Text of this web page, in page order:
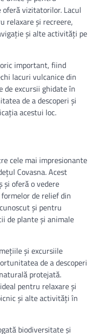
vizitatorilor. Lacul
relaxare și recreere,
și alte activități pe
important, fiind
lacuri vulcanice din
de excursii ghidate în
de a descoperi și
acestui loc.
cele mai impresionante
Covasna. Acest
și oferă o vedere
de relief din
și pentru
de plante și animale
și excursiile
de a descoperi
protejată.
pentru relaxare și
și alte activități în
biodiversitate și